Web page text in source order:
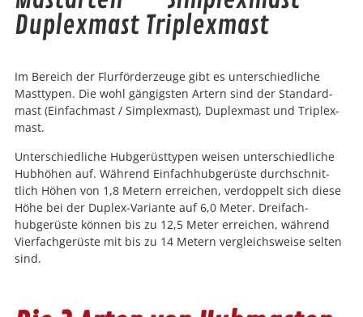
Duplexmast Triplexmast
Im Bere­ich der Flur­förderzeuge gibt es unter­schiedliche
Mast­typen. Die wohl gängig­sten Artern sind der Stan­dard­
mast (Ein­fach­mast / Sim­plex­mast), Duplex­mast und Triplex­
mast.
Unter­schiedliche Hubgerüst­typen weisen unter­schiedliche
Hub­höhen auf. Während Ein­fach­hubgerüste durch­schnit­
tlich Höhen von 1,8 Metern erre­ichen, ver­dop­pelt sich diese
Höhe bei der Duplex-Vari­ante auf 6,0 Meter. Dreifach­
hubgerüste kön­nen bis zu 12,5 Meter erre­ichen, während
Vier­fachgerüste mit bis zu 14 Metern ver­gle­ich­sweise sel­ten
sind.